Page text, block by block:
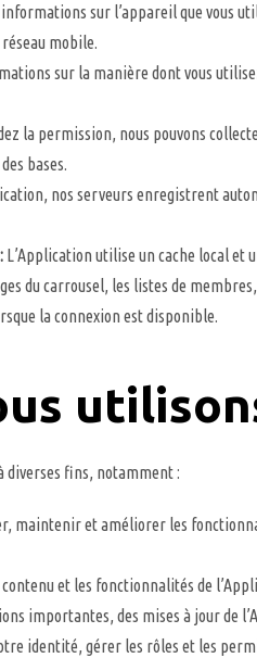
informations sur l’appareil que vous
mobile.
sur la manière dont vous
la permission, nous pouvons
bases.
nos serveurs enregistrent
L’Application utilise un cache local et
du carrousel, les listes de
la connexion est disponible.
diverses fins, notamment :
maintenir et améliorer les
et les fonctionnalités de
importantes, des mises à jour de
identité, gérer les rôles et les